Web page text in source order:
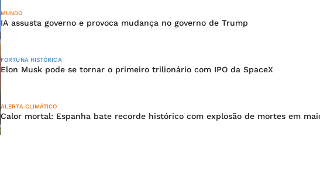
MUNDO
IA assusta governo e provoca mudança no governo de Trump
FORTUNA HISTÓRICA
Elon Musk pode se tornar o primeiro trilionário com IPO da SpaceX
ALERTA CLIMÁTICO
Calor mortal: Espanha bate recorde histórico com explosão de mortes em